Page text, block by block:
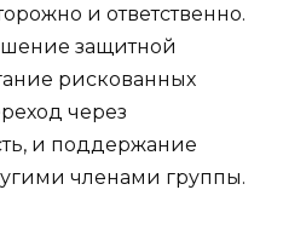
и ответственно.
защитной
рискованных
через
и поддержание
членами группы.